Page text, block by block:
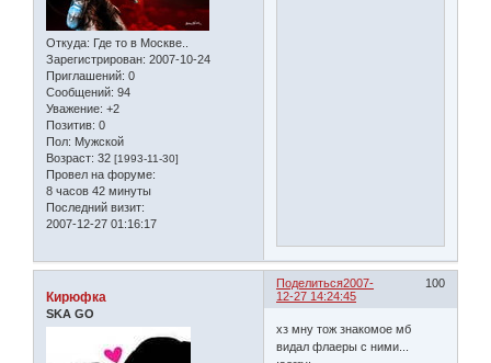
Откуда: Где то в Москве..
Зарегистрирован: 2007-10-24
Приглашений: 0
Сообщений: 94
Уважение: +2
Позитив: 0
Пол: Мужской
Возраст: 32 [1993-11-30]
Провел на форуме:
8 часов 42 минуты
Последний визит:
2007-12-27 01:16:17
Поделиться 100
2007-
12-27 14:24:45
Кирюфка
SKA GO
хз мну тож знакомое мб
видал флаеры с ними...